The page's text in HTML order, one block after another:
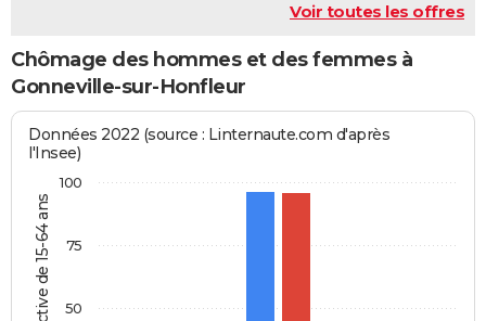
Voir toutes les offres
Chômage des hommes et des femmes à
Gonneville-sur-Honfleur
Données 2022 (source : Linternaute.com d'après
l'Insee)
50
75
100